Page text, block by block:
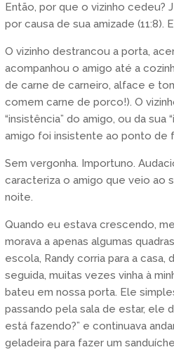
Então, por que o vizinho cedeu?
por causa de sua amizade (11:8).
O vizinho destrancou a porta,
acompanhou o amigo até a
de carne de carneiro, alface e
comem carne de porco!). O
“insistência” do amigo, ou da sua
amigo foi insistente ao ponto de
Sem vergonha. Importuno.
caracteriza o amigo que veio ao
noite.
Quando eu estava crescendo,
morava a apenas algumas
escola, Randy corria para a casa,
seguida, muitas vezes vinha à
bateu em nossa porta. Ele
passando pela sala de estar, ele
está fazendo?” e continuava
geladeira para fazer um